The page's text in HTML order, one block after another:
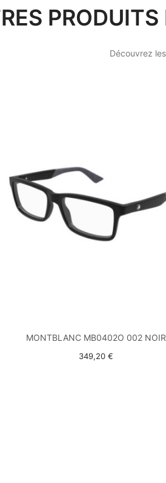
Découvrez
MONTBLANC MB0402O 002 NOIR
349,20 €